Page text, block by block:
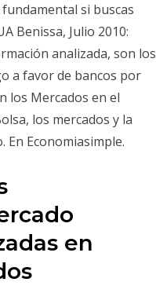
si buscas
Benissa, Julio 2010:
analizada, son los
a favor de bancos por
los Mercados en el
los mercados y la
Economiasimple.
en